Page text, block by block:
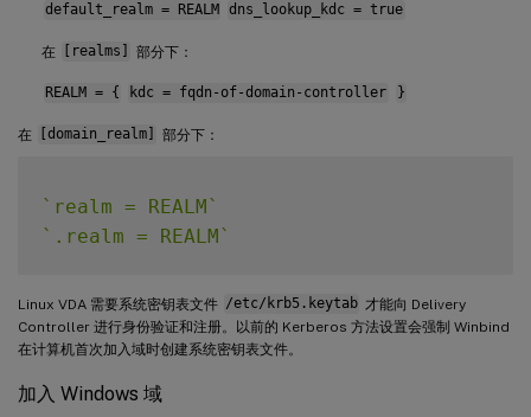
default_realm = REALM
dns_lookup_kdc = true
在 [realms] 部分下：
REALM = { kdc = fqdn-of-domain-controller }
在 [domain_realm] 部分下：
` realm = REALM`
` .realm = REALM`
Linux VDA 需要系统密钥表文件 /etc/krb5.keytab 才能向 Delivery
Controller 进行身份验证和注册。以前的 Kerberos 方法设置会强制 Winbind
在计算机首次加入域时创建系统密钥表文件。
加入 Windows 域